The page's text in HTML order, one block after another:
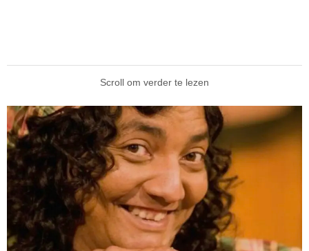
Scroll om verder te lezen